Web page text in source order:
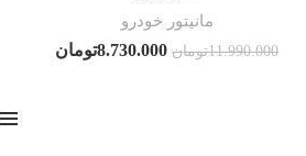
مانیتور خودرو
11.990.000تومان 8.730.000تومان